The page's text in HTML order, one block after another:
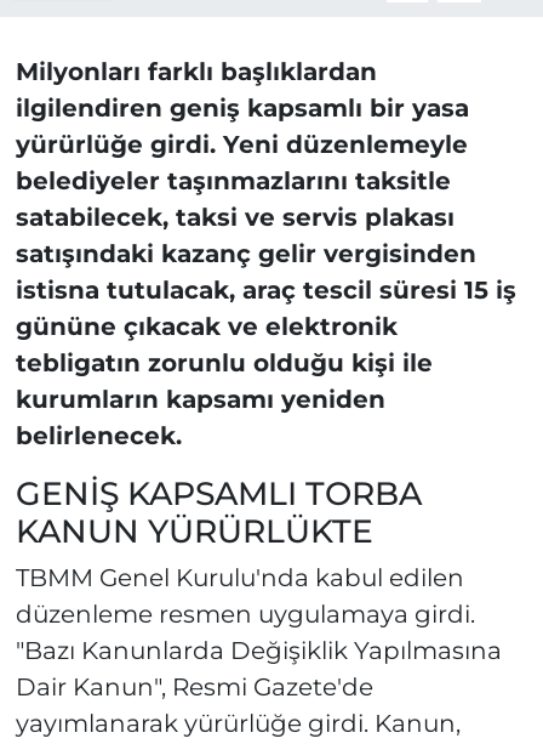
Milyonları farklı başlıklardan
ilgilendiren geniş kapsamlı bir yasa
yürürlüğe girdi. Yeni düzenlemeyle
belediyeler taşınmazlarını taksitle
satabilecek, taksi ve servis plakası
satışındaki kazanç gelir vergisinden
istisna tutulacak, araç tescil süresi 15 iş
gününe çıkacak ve elektronik
tebligatın zorunlu olduğu kişi ile
kurumların kapsamı yeniden
belirlenecek.
GENİŞ KAPSAMLI TORBA
KANUN YÜRÜRLÜKTE
TBMM Genel Kurulu'nda kabul edilen
düzenleme resmen uygulamaya girdi.
"Bazı Kanunlarda Değişiklik Yapılmasına
Dair Kanun", Resmi Gazete'de
yayımlanarak yürürlüğe girdi. Kanun,